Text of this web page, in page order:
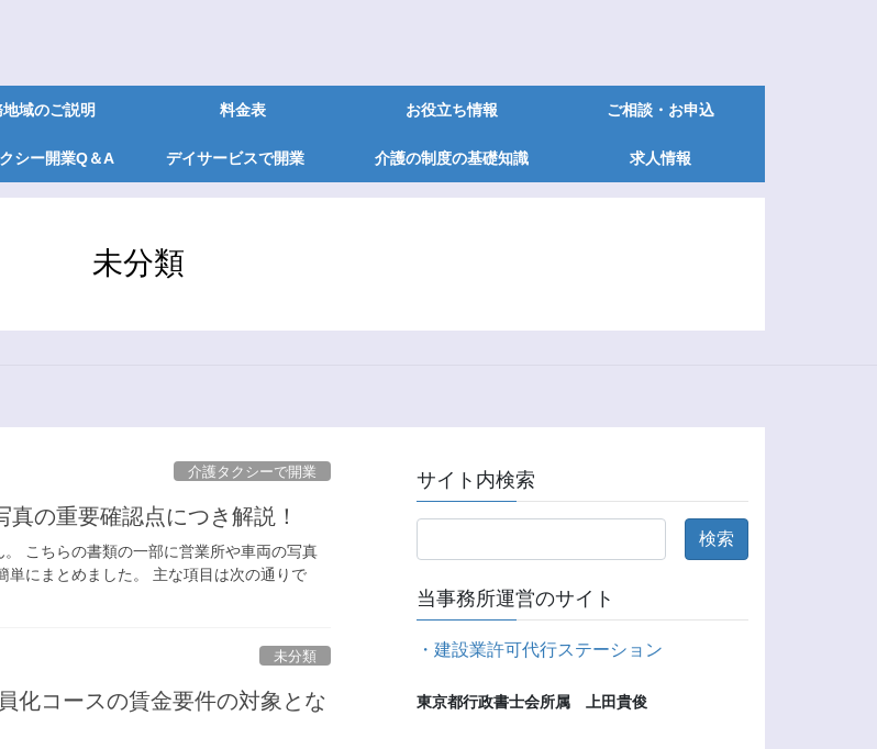
域のご説明 料金表 お役立ち情報 ご相談・お申込
シー開業Q＆A デイサービスで開業 介護の制度の基礎知識 求人情報
未分類
介護タクシーで開業
の重要確認点につき解説！
こちらの書類の一部に営業所や車両の写真
単にまとめました。 主な項目は次の通りで
未分類
化コースの賃金要件の対象とな
サイト内検索
当事務所運営のサイト
・建設業許可代行ステーション
東京都行政書士会所属　上田貴俊